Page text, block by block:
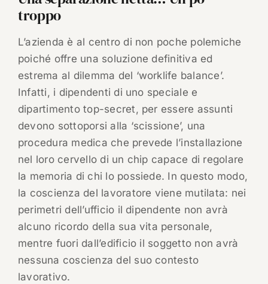
troppo
L’azienda è al centro di non poche polemiche
poiché offre una soluzione definitiva ed
estrema al dilemma del ‘worklife balance’.
Infatti, i dipendenti di uno speciale e
dipartimento top-secret, per essere assunti
devono sottoporsi alla ‘scissione’, una
procedura medica che prevede l’installazione
nel loro cervello di un chip capace di regolare
la memoria di chi lo possiede. In questo modo,
la coscienza del lavoratore viene mutilata: nei
perimetri dell’ufficio il dipendente non avrà
alcuno ricordo della sua vita personale,
mentre fuori dall’edificio il soggetto non avrà
nessuna coscienza del suo contesto
lavorativo.